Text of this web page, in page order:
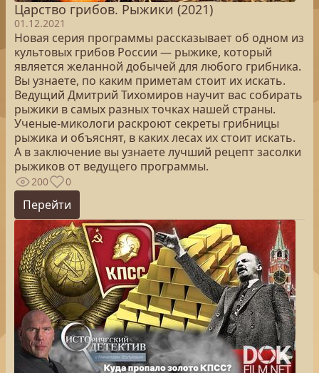
Царство грибов. Рыжики (2021)
01.12.2021
Новая серия программы рассказывает об одном из
культовых грибов России — рыжике, который
является желанной добычей для любого грибника.
Вы узнаете, по каким приметам стоит их искать.
Ведущий Дмитрий Тихомиров научит вас собирать
рыжики в самых разных точках нашей страны.
Ученые-микологи раскроют секреты грибницы
рыжика и объяснят, в каких лесах их стоит искать.
А в заключение вы узнаете лучший рецепт засолки
рыжиков от ведущего программы.
200 0
Перейти